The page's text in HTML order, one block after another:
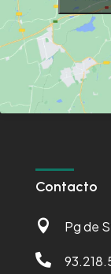
Contacto

Pg de
